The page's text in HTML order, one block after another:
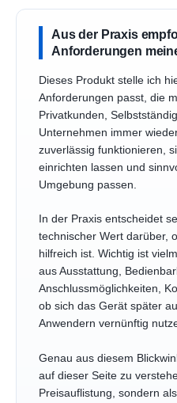
Aus der Praxis
Anforderungen
Dieses Produkt stelle ich
Anforderungen passt, die
Privatkunden,
Unternehmen immer
zuverlässig funktionieren,
einrichten lassen und
Umgebung passen.
In der Praxis entscheidet
technischer Wert darüber,
hilfreich ist. Wichtig ist
aus Ausstattung,
Anschlussmöglichkeiten,
ob sich das Gerät später
Anwendern vernünftig
Genau aus diesem
auf dieser Seite zu
Preisauflistung, sondern